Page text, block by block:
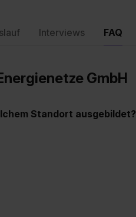
Interviews FAQ
GmbH
Standort ausgebildet?